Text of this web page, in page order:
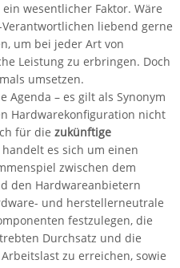
wesentlicher Faktor. Wäre
liebend gerne
um bei jeder Art von
Leistung zu erbringen. Doch
umsetzen.
Agenda – es gilt als Synonym
Hardwarekonfiguration nicht
für die zukünftige
handelt es sich um einen
zwischen dem
den Hardwareanbietern
und herstellerneutrale
festzulegen, die
Durchsatz und die
zu erreichen, sowie